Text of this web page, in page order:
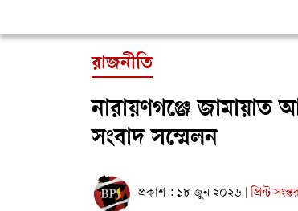
রাজনীতি
নারায়ণগঞ্জে
সংবাদ সম্মেলন
প্রকাশ : ১৮ জুন ২০২৬ প্রিন্ট